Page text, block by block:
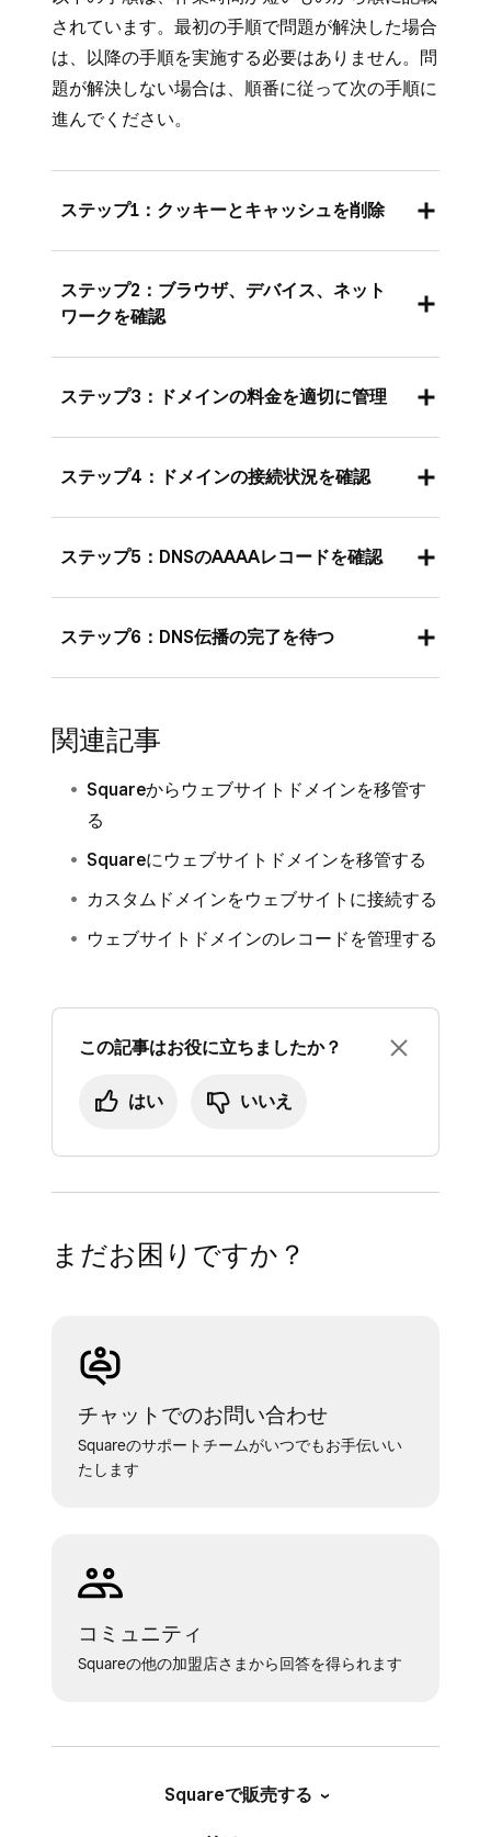
されています。最初の手順で問題が解決した場合
は、以降の手順を実施する必要はありません。問
題が解決しない場合は、順番に従って次の手順に
進んでください。
ステップ1：クッキーとキャッシュを削除
してください。使用中のブラウザに未公開版の
サイトがキャッシュされている可能性がありま
す。お使いのブラウザのキャッシュ削除方法に
ついては、各ブラウザのサポートサイトをご確
ステップ2：ブラウザ、デバイス、ネット
ワークを確認
ださい。例えば、Google ChromeやFirefoxなど
異なるブラウザを使ったり、パソコンやスマー
トフォンなど別のデバイスから試したり、自宅
ワークを使ってみたりすることで、問題の原因
がどこにあるのか絞り込むことができるかもし
ステップ3：ドメインの料金を適切に管理
り、期限切れになっていないことを確認してく
ださい。詳しくは、Squareサブスクリプショ
ンの管理方法をご覧ください。
ドメインの有効期限が1ヶ月以上過ぎている場
合、そのドメインはレジストリ猶予期間
（RGP）に入っている可能性があります。この
場合、再度管理権を取り戻すにはSquare サポ
ウェブサイトで
に関する説明を確認してください。
ステップ4：ドメインの接続状況を確認
している場合、ドメインがウェブサイトに正し
く接続されているか確認してください。Square
がサイトをホストしているが、ドメインは他社
ジネスにドメインを接続する方法をご覧くださ
ステップ5：DNSのAAAAレコードを確認
AAAAレコードが含まれている場合、当社のサ
ービスがそれを認識できず、ブラウザで検索し
ません。この問題を解決するには、ドメインの
されるのを待ってください（通常24〜48時間
程度かかります）。
ステップ6：DNS伝播の完了を待つ
そのドメイン名でウェブサイトが閲覧できるよ
うになるまでに24～48時間程度の伝播期間が
必要です。ブラウザでドメイン名を検索してウ
ェブサイトが表示されるようになるには、この
DNS 伝播期間が完了するまで待つ必要があり
ます。詳細については、
Squareにドメインを
移管する方法をご覧ください。
関連記事
Squareからウェブサイトドメインを移管す
る
Squareにウェブサイトドメインを移管する
カスタムドメインをウェブサイトに接続する
ウェブサイトドメインのレコードを管理する
この記事はお役に立ちましたか？
はい いいえ
まだお困りですか？
チャットでのお問い合わせ
Squareのサポートチームがいつでもお手伝いい
たします
コミュニティ
Squareの他の加盟店さまから回答を得られます
Squareで販売する